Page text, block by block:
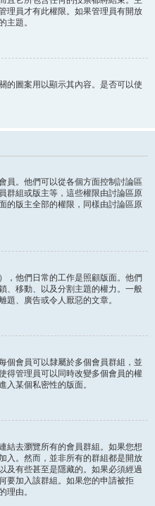
理員才有此權限。如果管理員有開放
主題。
的圖案用以顯示其內容。是否可以使
員。他們可以從各個方面控制討論區
群組或版主等，這些權限由討論區原
的版主全部的權限，同樣由討論區原
，他們日常的工作是照顧版面。他們
、移動、以及分割主題的權力。一般
題、廣告或令人厭惡的文章。
個會員可以隸屬於多個會員群組，並
得管理員可以同時改變多個會員的權
入某個私密性的版面。
結去瀏覽所有的會員群組。如果您想
入。然而，並非所有的群組都是開放
及有些甚至是隱藏的。如果必須經過
要加入該群組。如果您的申請被拒
理由。